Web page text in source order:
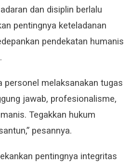
dan disiplin berlalu
pentingnya keteladanan
pendekatan humanis
personel melaksanakan tugas
jawab, profesionalisme,
Tegakkan hukum
pesannya.
pentingnya integritas